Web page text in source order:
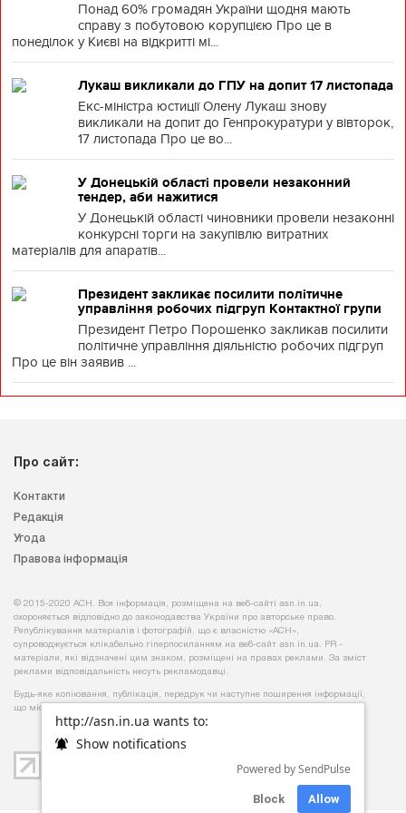
http://asn.in.ua wants to:
Show notifications
Powered by SendPulse
Block Allow
Понад 60% громадян України щодня мають
справу з побутовою корупцією Про це в
понеділок у Києві на відкритті мі...
Лукаш викликали до ГПУ на допит 17 листопада
Екс-міністра юстиції Олену Лукаш знову
викликали на допит до Генпрокуратури у вівторок,
17 листопада Про це во...
У Донецькій області провели незаконний
тендер, аби нажитися
У Донецькій області чиновники провели незаконні
конкурсні торги на закупівлю витратних
матеріалів для апаратів...
Президент закликає посилити політичне
управління робочих підгруп Контактної групи
Президент Петро Порошенко закликав посилити
політичне управління діяльністю робочих підгруп
Про це він заявив ...
Про сайт:
Контакти
Редакція
Угода
Правова інформація
© 2015-2020 АСН. Вся інформація, розміщена на веб-сайті asn.in.ua,
охороняється відповідно до законодавства України про авторське право.
Републікування матеріалів і фотографій, що є власністю «АСН»,
супроводжується клікабельно гіперпосиланням на веб-сайт asn.іn.ua. PR -
матеріали, які відзначені цим знаком, розміщені на правах реклами. За зміст
реклами відповідальність несуть рекламодавці.
Будь-яке копiювання, публiкацiя, передрук чи наступне поширення iнформацiї,
що мiстить посилання на